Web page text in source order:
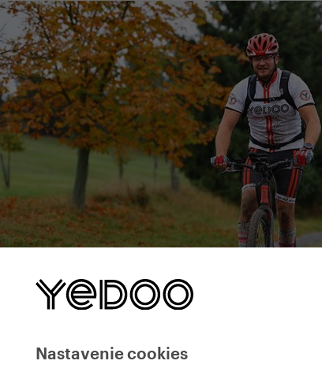
Nastavenie cookies
šéfkonštruktér Yedoo, počas týchto extrémnych